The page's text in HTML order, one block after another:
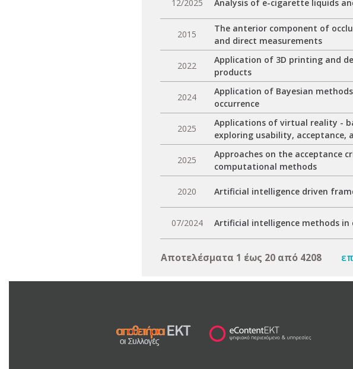
12/2025 Analysis of e-cigarette liquids
2015
The anterior component of
and direct measurements
2022
Application of 3D printing and
products
2024
Application of Bayesian
occurrence
2025
Applications of virtual reality -
exploring usability, acceptance,
2025
Approaches on the acceptance
computational methods
2020 Artificial intelligence driven
07/2024 Artificial intelligence methods
Αποτελέσματα 1 έως 20 από 4208